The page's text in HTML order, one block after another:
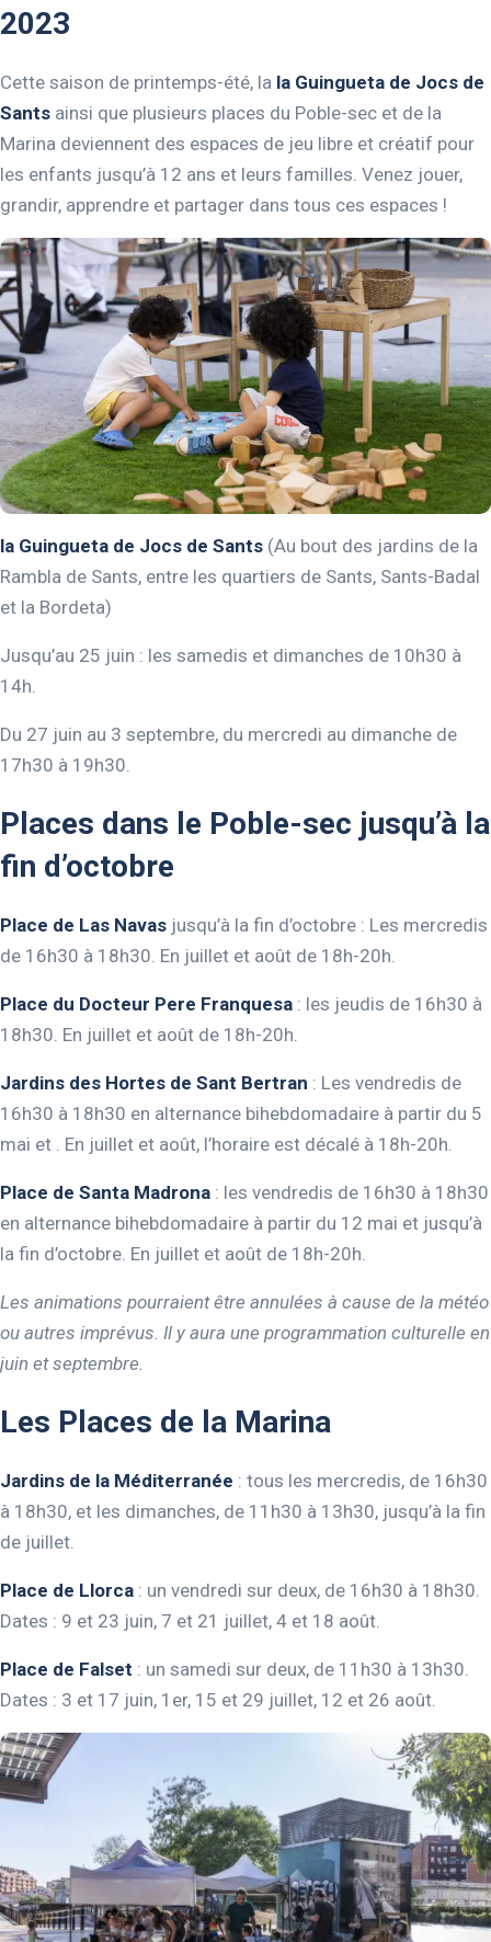
2023
Cette saison de printemps-été, la la Guingueta de Jocs de
Sants ainsi que plusieurs places du Poble-sec et de la
Marina deviennent des espaces de jeu libre et créatif pour
les enfants jusqu’à 12 ans et leurs familles. Venez jouer,
grandir, apprendre et partager dans tous ces espaces !
la Guingueta de Jocs de Sants (Au bout des jardins de la
Rambla de Sants, entre les quartiers de Sants, Sants-Badal
et la Bordeta)
Jusqu’au 25 juin : les samedis et dimanches de 10h30 à
14h.
Du 27 juin au 3 septembre, du mercredi au dimanche de
17h30 à 19h30.
Places dans le Poble-sec jusqu’à la
fin d’octobre
Place de Las Navas jusqu’à la fin d’octobre : Les mercredis
de 16h30 à 18h30. En juillet et août de 18h-20h.
Place du Docteur Pere Franquesa : les jeudis de 16h30 à
18h30. En juillet et août de 18h-20h.
Jardins des Hortes de Sant Bertran : Les vendredis de
16h30 à 18h30 en alternance bihebdomadaire à partir du 5
mai et . En juillet et août, l’horaire est décalé à 18h-20h.
Place de Santa Madrona : les vendredis de 16h30 à 18h30
en alternance bihebdomadaire à partir du 12 mai et jusqu’à
la fin d’octobre. En juillet et août de 18h-20h.
Les animations pourraient être annulées à cause de la météo
ou autres imprévus. Il y aura une programmation culturelle en
juin et septembre.
Les Places de la Marina
Jardins de la Méditerranée : tous les mercredis, de 16h30
à 18h30, et les dimanches, de 11h30 à 13h30, jusqu’à la fin
de juillet.
Place de Llorca : un vendredi sur deux, de 16h30 à 18h30.
Dates : 9 et 23 juin, 7 et 21 juillet, 4 et 18 août.
Place de Falset : un samedi sur deux, de 11h30 à 13h30.
Dates : 3 et 17 juin, 1er, 15 et 29 juillet, 12 et 26 août.